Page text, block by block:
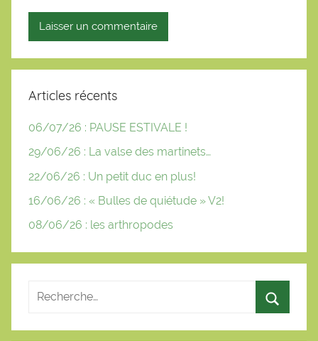
Articles récents
06/07/26 : PAUSE ESTIVALE !
29/06/26 : La valse des martinets…
22/06/26 : Un petit duc en plus!
16/06/26 : « Bulles de quiétude » V2!
08/06/26 : les arthropodes